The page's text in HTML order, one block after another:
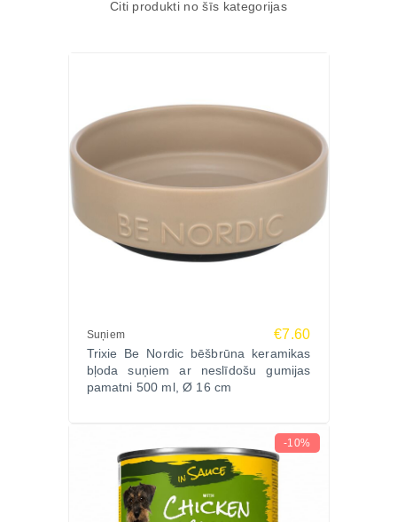
Citi produkti no šīs kategorijas
Suņiem €7.60
Trixie Be Nordic bēšbrūna keramikas
bļoda suņiem ar neslīdošu gumijas
pamatni 500 ml, Ø 16 cm
-10%